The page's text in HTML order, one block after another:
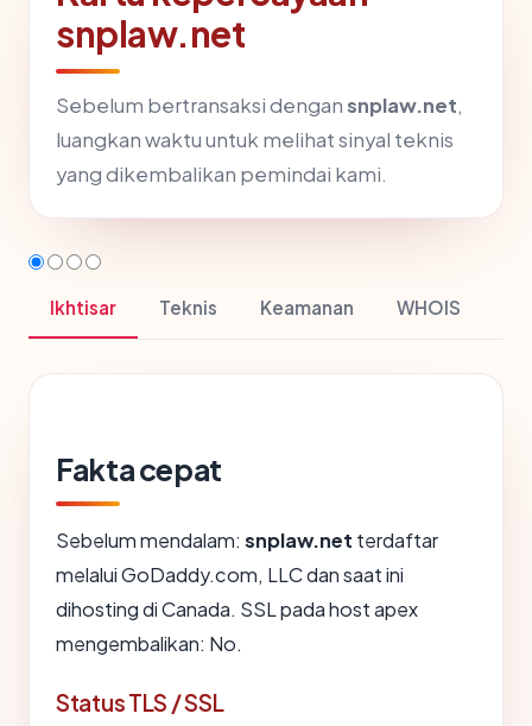
snplaw.net
Sebelum bertransaksi dengansnplaw.net,
luangkan waktu untuk melihat sinyal teknis
yang dikembalikan pemindai kami.
Ikhtisar Teknis Keamanan WHOIS
Fakta cepat
Sebelum mendalam: snplaw.net terdaftar
melalui GoDaddy.com, LLC dan saat ini
dihosting di Canada. SSL pada host apex
mengembalikan: No.
Status TLS / SSL